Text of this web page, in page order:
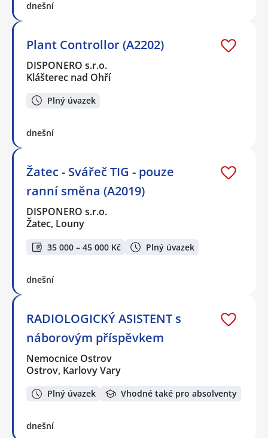
dnešní
Plant Controllor (A2202)
DISPONERO s.r.o.
Klášterec nad Ohří
Plný úvazek
dnešní
Žatec - Svářeč TIG - pouze
ranní směna (A2019)
DISPONERO s.r.o.
Žatec, Louny
35 000 – 45 000 Kč Plný úvazek
dnešní
RADIOLOGICKÝ ASISTENT s
náborovým příspěvkem
Nemocnice Ostrov
Ostrov, Karlovy Vary
Plný úvazek Vhodné také pro absolventy
dnešní